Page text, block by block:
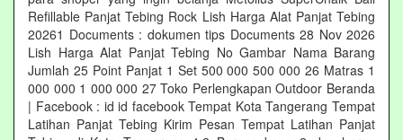
Refillable Panjat Tebing Rock Lish Harga Alat Panjat Tebing
20261 Documents : dokumen tips Documents 28 Nov 2026
Lish Harga Alat Panjat Tebing No Gambar Nama Barang
Jumlah 25 Point Panjat 1 Set 500 000 500 000 26 Matras 1
000 000 1 000 000 27 Toko Perlengkapan Outdoor Beranda
| Facebook : id id facebook Tempat Kota Tangerang Tempat
Latihan Panjat Tebing Kirim Pesan Tempat Latihan Panjat